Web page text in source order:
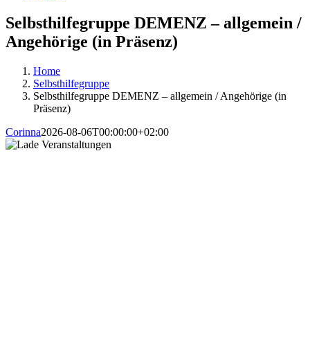
Selbsthilfegruppe DEMENZ – allgemein /
Angehörige (in Präsenz)
Home
Selbsthilfegruppe
Selbsthilfegruppe DEMENZ – allgemein / Angehörige (in
Präsenz)
Corinna2026-08-06T00:00:00+02:00